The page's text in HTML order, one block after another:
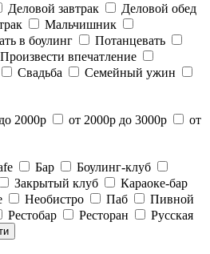
Деловой завтрак
Деловой обед
Мальчишник
в боулинг
Потанцевать
Произвести впечатление
Свадьба
Семейный ужин
2000р от 2000р до 3000р
от
Бар
Боулинг-клуб
Закрытый клуб
Караоке-бар
Необистро Паб
Пивной
Рестобар Ресторан
Русская